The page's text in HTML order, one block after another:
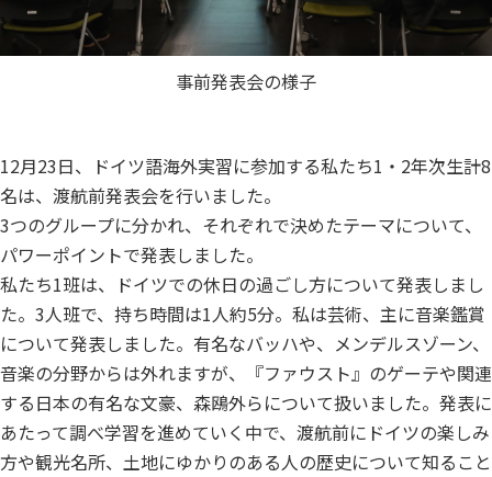
事前発表会の様子
12月23日、ドイツ語海外実習に参加する私たち1・2年次生計8
名は、渡航前発表会を行いました。
3つのグループに分かれ、それぞれで決めたテーマについて、
パワーポイントで発表しました。
私たち1班は、ドイツでの休日の過ごし方について発表しまし
た。3人班で、持ち時間は1人約5分。私は芸術、主に音楽鑑賞
について発表しました。有名なバッハや、メンデルスゾーン、
音楽の分野からは外れますが、『ファウスト』のゲーテや関連
する日本の有名な文豪、森鴎外らについて扱いました。発表に
あたって調べ学習を進めていく中で、渡航前にドイツの楽しみ
方や観光名所、土地にゆかりのある人の歴史について知ること